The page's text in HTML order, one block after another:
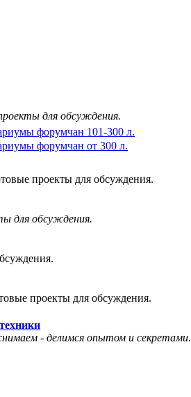
для обсуждения.
форумчан 101-300 л.
форумчан от 300 л.
проекты для обсуждения.
для обсуждения.
проекты для обсуждения.
- делимся опытом и секретами.